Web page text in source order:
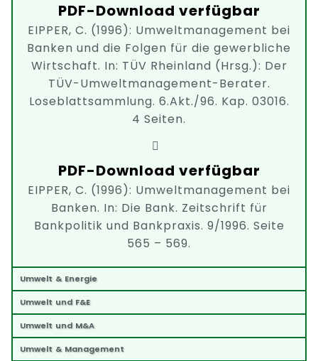
PDF-Download verfügbar
EIPPER, C. (1996): Umweltmanagement bei
Banken und die Folgen für die gewerbliche
Wirtschaft. In: TÜV Rheinland (Hrsg.): Der
TÜV-Umweltmanagement-Berater.
Loseblattsammlung. 6.Akt./96. Kap. 03016.
4 Seiten.
PDF-Download verfügbar
EIPPER, C. (1996): Umweltmanagement bei
Banken. In: Die Bank. Zeitschrift für
Bankpolitik und Bankpraxis. 9/1996. Seite
565 – 569.
Umwelt & Energie
Umwelt und F&E
Umwelt und M&A
Umwelt & Management